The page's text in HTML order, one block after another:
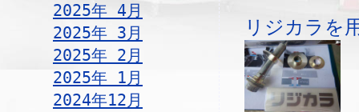
2025年 4月
2025年 3月
2025年 2月
2025年 1月
2024年12月
リジカラを